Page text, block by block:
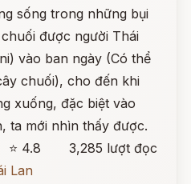
sống trong những bụi
được người Thái
vào ban ngày (Có thể
chuối), cho đến khi
xuống, đặc biệt vào
ta mới nhìn thấy được.
⭐ 4.8
3,285 lượt đọc
Lan